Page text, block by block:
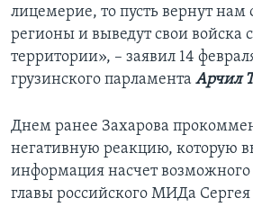
лицемерие, то пусть вернут
регионы и выведут свои войска
территории», – заявил 14
грузинского парламента Арчил
Днем ранее Захарова
негативную реакцию, которую
информация насчет возможного
главы российского МИДа